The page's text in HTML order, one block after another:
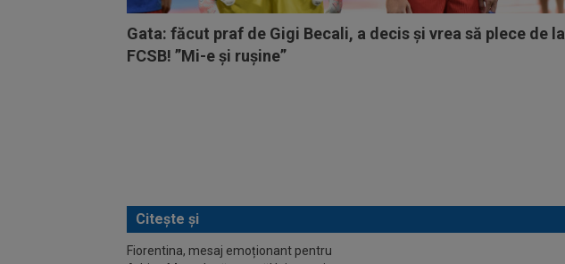
Gata: făcut praf de Gigi Becali, a decis și vrea să plece de la
FCSB! ”Mi-e și rușine”
Citește și
Fiorentina, mesaj emoționant pentru